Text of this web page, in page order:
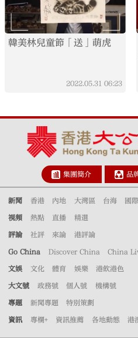
韓美林兒童節「送」萌虎
2022.05.31 06:23
集團簡介 品
新聞 香港 內地 大灣區 台海 國際
視頻 熱點 直播 精選
評論 社評 來論 港評論
Go China Discover China China
文娛 文化 體育 娛樂 港飲港色
大文號 政務號 個人號 機構號
專題 新聞專題 特別策劃
資訊 專欄+ 資訊推薦 各地動態 港